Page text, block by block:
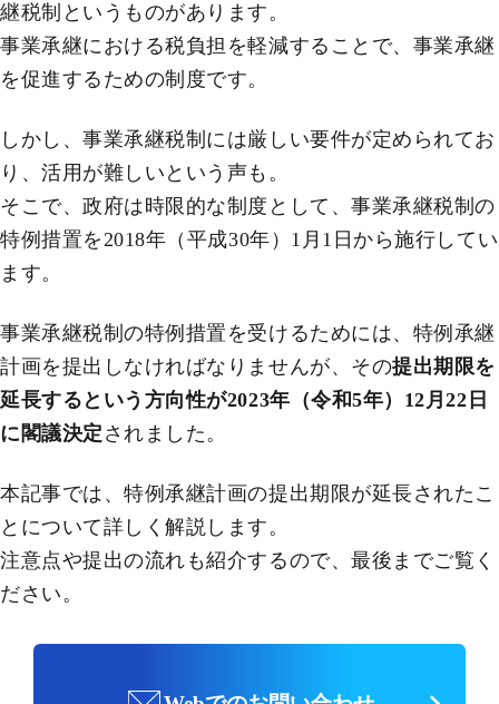
継税制というものがあります。
事業承継における税負担を軽減することで、事業承継
を促進するための制度です。
しかし、事業承継税制には厳しい要件が定められてお
り、活用が難しいという声も。
そこで、政府は時限的な制度として、事業承継税制の
特例措置を2018年（平成30年）1月1日から施行してい
ます。
事業承継税制の特例措置を受けるためには、特例承継
計画を提出しなければなりませんが、その提出期限を
延長するという方向性が2023年（令和5年）12月22日
に閣議決定 されました。
本記事では、特例承継計画の提出期限が延長されたこ
とについて詳しく解説します。
注意点や提出の流れも紹介するので、最後までご覧く
ださい。